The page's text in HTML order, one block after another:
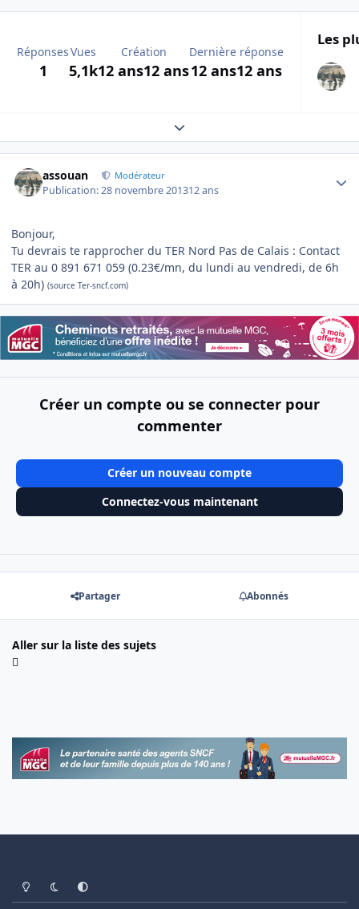
Réponses
1
Vues
5,1k
Création
12 ans12 ans
Dernière réponse
12 ans12 ans
Les
Expand topic overview
assouan Modérateur
Publication:28 novembre 201312 ans
Bonjour,
Tu devrais te rapprocher du TER Nord Pas de Calais : Contact
TER au 0 891 671 059 (0.23€/mn, du lundi au vendredi, de 6h
à 20h) (source Ter-sncf.com)
Créer un compte ou se connecter pour
commenter
Créer un nouveau compte
Connectez-vous maintenant
Partager Abonnés
Aller sur la liste des sujets
Light ModeDark ModeSystem Preference